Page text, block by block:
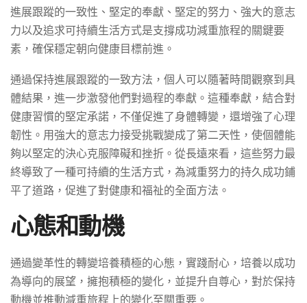
進展跟蹤的一致性、堅定的奉獻、堅定的努力、強大的意志
力以及追求可持續生活方式是支撐成功減重旅程的關鍵要
素，確保穩定朝向健康目標前進。
通過保持進展跟蹤的一致方法，個人可以隨著時間觀察到具
體結果，進一步激發他們對過程的奉獻。這種奉獻，結合對
健康習慣的堅定承諾，不僅促進了身體轉變，還增強了心理
韌性。用強大的意志力接受挑戰變成了第二天性，使個體能
夠以堅定的決心克服障礙和挫折。從長遠來看，這些努力最
終導致了一種可持續的生活方式，為減重努力的持久成功鋪
平了道路，促進了對健康和福祉的全面方法。
心態和動機
通過變革性的轉變培養積極的心態，實踐耐心，培養以成功
為導向的展望，擁抱積極的變化，並提升自尊心，對於保持
動機並推動減重旅程上的變化至關重要。